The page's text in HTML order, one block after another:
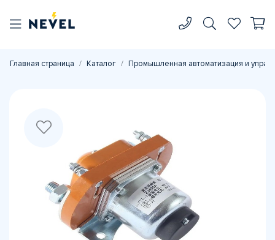
Главная страница Каталог Промышленная автоматизация и